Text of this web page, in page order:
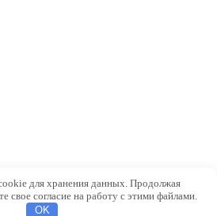
стиль. Все права защищены
для хранения данных. Продолжая
свое согласие на работу с этими файлами.
OK